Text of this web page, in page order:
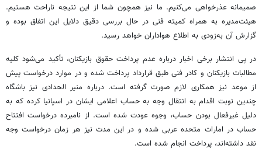
صمیمانه عذرخواهی می‌کنیم. ما نیز همچون شما از این نتیجه ناراحت هستیم.
هیئت‌مدیره به همراه کمیته فنی در حال بررسی دقیق دلایل این اتفاق بوده و
گزارش آن به‌زودی به اطلاع هواداران خواهد رسید.
در پی انتشار برخی اخبار درباره عدم پرداخت حقوق بازیکنان، تأکید می‌شود کلیه
مطالبات بازیکنان و کادر فنی طبق قرارداد پرداخت شده و در موارد درخواست پیش
از موعد نیز همکاری لازم صورت گرفته است. درباره منیر الحدادی نیز باشگاه
چندین نوبت اقدام به انتقال وجه به حساب اعلامی ایشان در اسپانیا کرده که به
دلیل غیرفعال بودن حساب، وجوه عودت شده است. از نامبرده درخواست افتتاح
حساب در امارات متحده عربی شده و در این مدت نیز هر زمان درخواست وجه
نقد داشته‌اند، پرداخت انجام شده است.